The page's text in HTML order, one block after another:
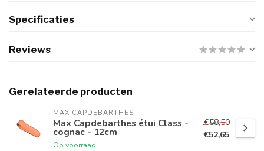
Specificaties
Reviews
Gerelateerde producten
MAX CAPDEBARTHES
Max Capdebarthes étui Class -
cognac - 12cm
Op voorraad
€58,50
€52,65